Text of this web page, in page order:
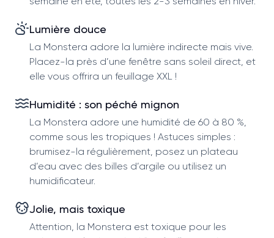
Lumière douce
La Monstera adore la lumière indirecte mais vive.
Placez-la près d’une fenêtre sans soleil direct, et
elle vous offrira un feuillage XXL !
Humidité : son péché mignon
La Monstera adore une humidité de 60 à 80 %,
comme sous les tropiques ! Astuces simples :
brumisez-la régulièrement, posez un plateau
d’eau avec des billes d’argile ou utilisez un
humidificateur.
Jolie, mais toxique
Attention, la Monstera est toxique pour les